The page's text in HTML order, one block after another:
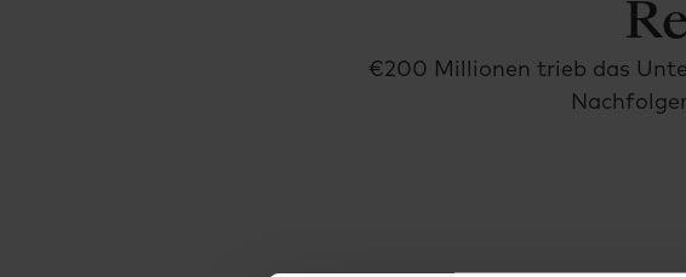
€200 Millionen trieb das